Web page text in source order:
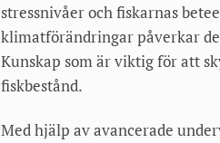
stressnivåer och fiskarnas
klimatförändringar påverkar
Kunskap som är viktig för att
fiskbestånd.
Med hjälp av avancerade